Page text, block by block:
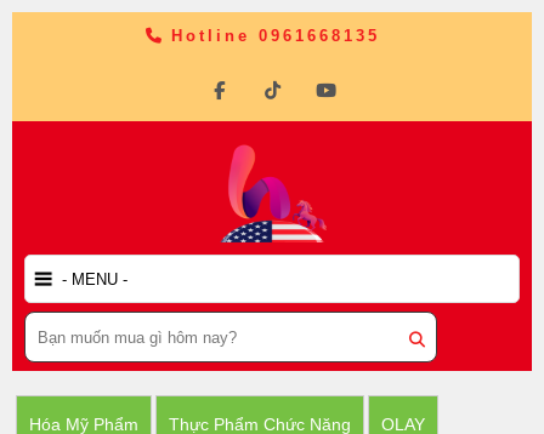
Hotline 0961668135
Hóa Mỹ Phẩm Thực Phẩm Chức Năng OLAY